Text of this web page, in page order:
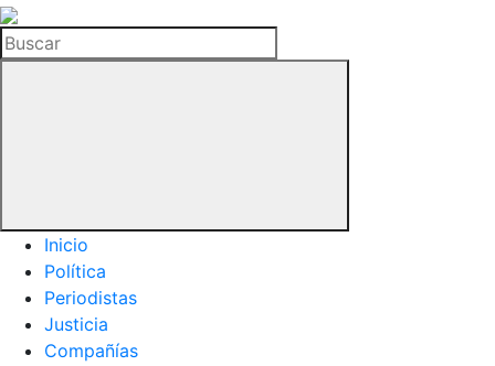
La
Hemeroteca
del
Buscar
Inicio
Política
Periodistas
Justicia
Compañías